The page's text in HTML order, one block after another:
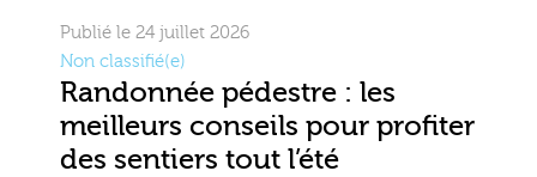
Publié le 24 juillet 2026
Non classifié(e)
Randonnée pédestre : les
meilleurs conseils pour profiter
des sentiers tout l’été